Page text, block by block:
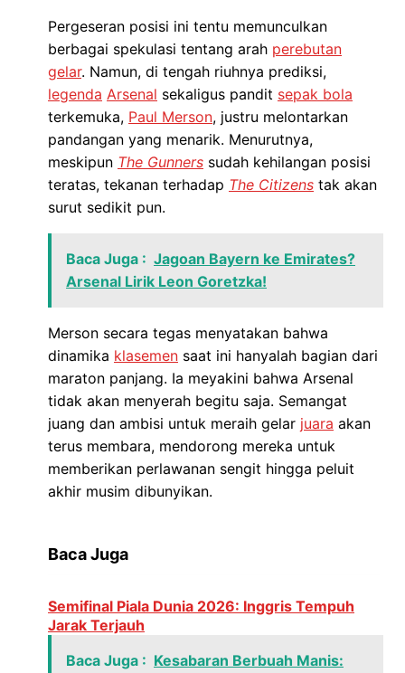
Pergeseran posisi ini tentu memunculkan
berbagai spekulasi tentang arah perebutan
gelar. Namun, di tengah riuhnya prediksi,
legenda Arsenal sekaligus pandit sepak bola
terkemuka, Paul Merson, justru melontarkan
pandangan yang menarik. Menurutnya,
meskipun The Gunners sudah kehilangan posisi
teratas, tekanan terhadap The Citizens tak akan
surut sedikit pun.
Baca Juga : Jagoan Bayern ke Emirates?
Arsenal Lirik Leon Goretzka!
Merson secara tegas menyatakan bahwa
dinamika klasemen saat ini hanyalah bagian dari
maraton panjang. Ia meyakini bahwa Arsenal
tidak akan menyerah begitu saja. Semangat
juang dan ambisi untuk meraih gelar juara akan
terus membara, mendorong mereka untuk
memberikan perlawanan sengit hingga peluit
akhir musim dibunyikan.
Baca Juga
Semifinal Piala Dunia 2026: Inggris Tempuh
Jarak Terjauh
Baca Juga : Kesabaran Berbuah Manis: